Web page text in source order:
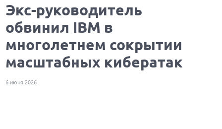
Экс-руководитель
обвинил IBM в
многолетнем сокрытии
масштабных кибератак
6 июня 2026